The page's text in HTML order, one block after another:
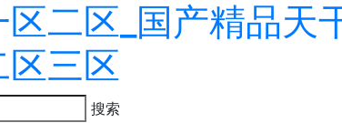
二区_国产精品天
区三区
搜索